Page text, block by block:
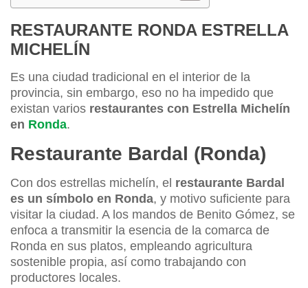
RESTAURANTE RONDA ESTRELLA
MICHELÍN
Es una ciudad tradicional en el interior de la
provincia, sin embargo, eso no ha impedido que
existan varios restaurantes con Estrella Michelín
en Ronda.
Restaurante Bardal (Ronda)
Con dos estrellas michelín, el restaurante Bardal
es un símbolo en Ronda, y motivo suficiente para
visitar la ciudad. A los mandos de Benito Gómez, se
enfoca a transmitir la esencia de la comarca de
Ronda en sus platos, empleando agricultura
sostenible propia, así como trabajando con
productores locales.